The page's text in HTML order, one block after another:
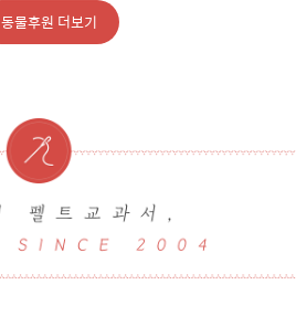
동물후원 더보기